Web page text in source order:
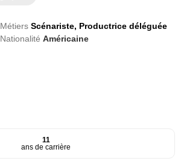
MétiersScénariste, Productrice déléguée
NationalitéAméricaine
11
ans de carrière